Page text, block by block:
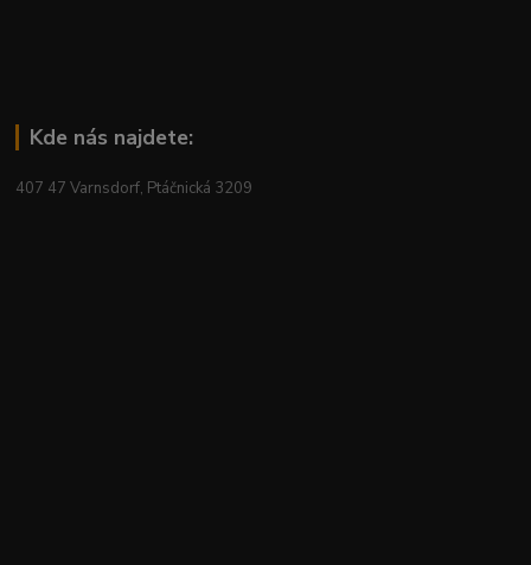
Kde nás najdete:
407 47 Varnsdorf, Ptáčnická 3209